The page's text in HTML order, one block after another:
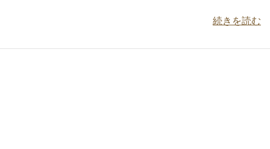
続きを読む